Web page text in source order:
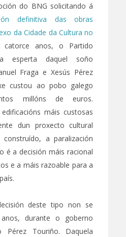
do BNG solicitando á
definitiva das obras
da Cidade da Cultura no
catorce anos, o Partido
esperta daquel soño
Fraga e Xesús Pérez
custou ao pobo galego
millóns de euros.
máis custosas
dun proxecto cultural
a paralización
é a decisión máis racional
e a máis razoable para a
deste tipo non se
durante o goberno
Pérez Touriño. Daquela